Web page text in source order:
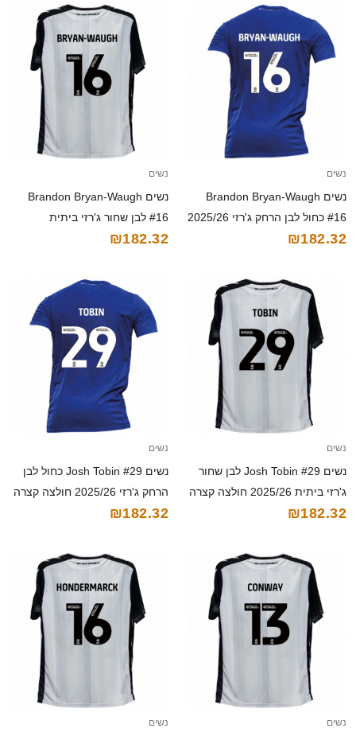
נשים
נשים Brandon Bryan-Waugh
#16 כחול לבן הרחק ג'רזי 2025/26
חולצה קצרה
₪182.32
נשים
נשים Brandon Bryan-Waugh
#16 לבן שחור ג'רזי ביתית
2025/26 חולצה קצרה
₪182.32
נשים
נשים Josh Tobin #29 לבן שחור
ג'רזי ביתית 2025/26 חולצה קצרה
₪182.32
נשים
נשים Josh Tobin #29 כחול לבן
הרחק ג'רזי 2025/26 חולצה קצרה
₪182.32
נשים נשים